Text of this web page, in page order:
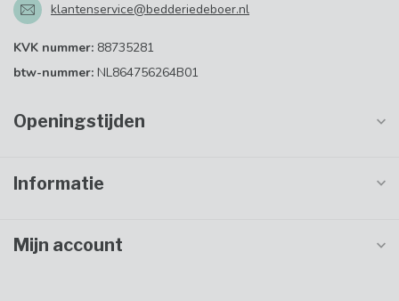
klantenservice@bedderiedeboer.nl
KVK nummer: 88735281
btw-nummer: NL864756264B01
Openingstijden
Informatie
Mijn account